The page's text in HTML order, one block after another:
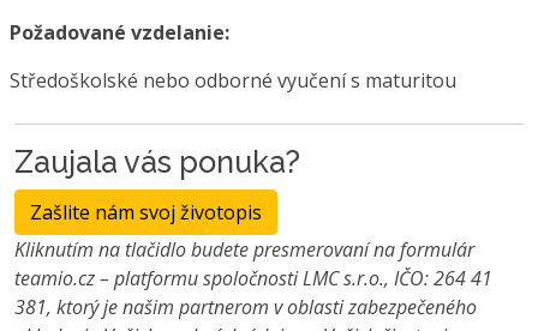
Požadované vzdelanie:
Středoškolské nebo odborné vyučení s maturitou
Zaujala vás ponuka?
Zašlite nám svoj životopis
Kliknutím na tlačidlo budete presmerovaní na formulár
teamio.cz – platformu spoločnosti LMC s.r.o., IČO: 264 41
381, ktorý je našim partnerom v oblasti zabezpečeného